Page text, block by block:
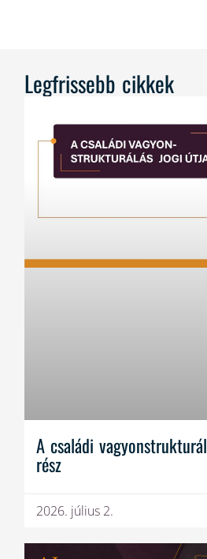
Legfrissebb cikkek
A családi
rész
2026. július 2.